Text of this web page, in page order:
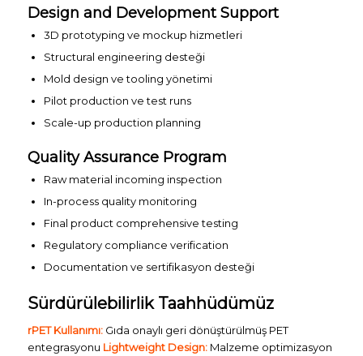
Design and Development Support
3D prototyping ve mockup hizmetleri
Structural engineering desteği
Mold design ve tooling yönetimi
Pilot production ve test runs
Scale-up production planning
Quality Assurance Program
Raw material incoming inspection
In-process quality monitoring
Final product comprehensive testing
Regulatory compliance verification
Documentation ve sertifikasyon desteği
Sürdürülebilirlik Taahhüdümüz
rPET Kullanımı:Gıda onaylı geri dönüştürülmüş PET
entegrasyonu Lightweight Design:Malzeme optimizasyon